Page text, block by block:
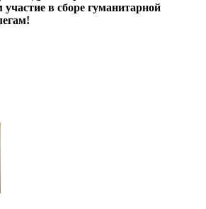
в сборе гуманитарной